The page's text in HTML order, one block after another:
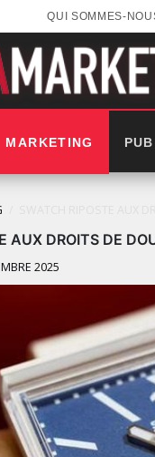
QUI SOMMES-
MARKETING PUB
AUX DROITS DE
2025
IMPÉRIALES
PARADIGM SHIFT –
PEOPLE.